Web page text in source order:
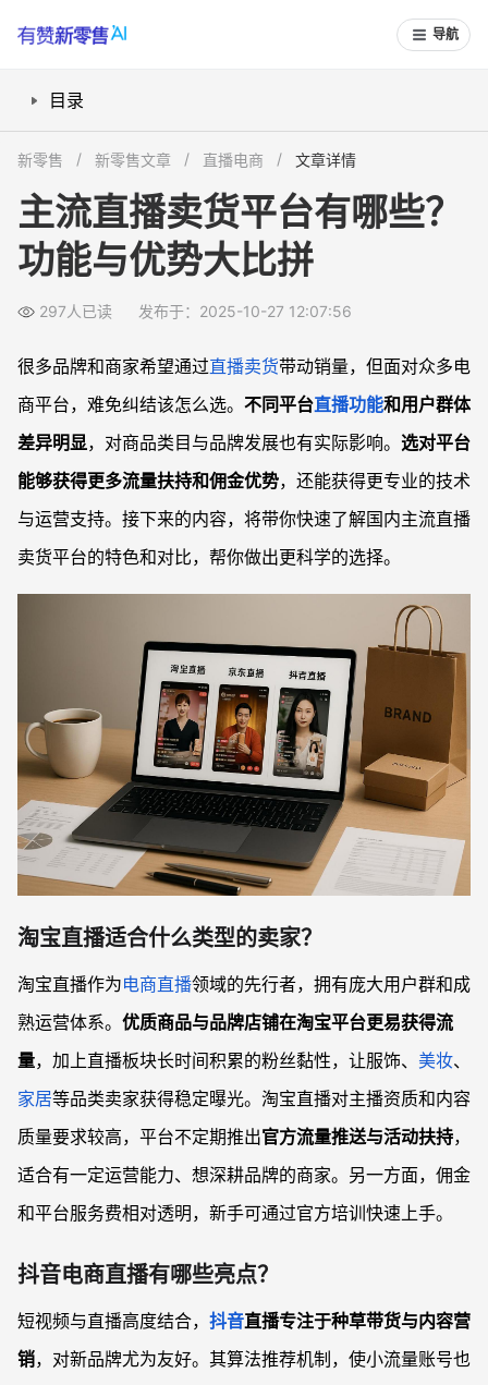
导航
目录
快手直播卖货的优势在哪里？
京东直播适合哪些卖家入驻？
常见问题
各大平台直播卖货的佣金费用差异大吗？
新零售 新零售文章 直播电商 文章详情
主流直播卖货平台有哪些？
功能与优势大比拼
297人已读 发布于：2025-10-27 12:07:56
很多品牌和商家希望通过直播卖货带动销量，但面对众多电
商平台，难免纠结该怎么选。 不同平台直播功能和用户群体
差异明显，对商品类目与品牌发展也有实际影响。 选对平台
能够获得更多流量扶持和佣金优势，还能获得更专业的技术
与运营支持。接下来的内容，将带你快速了解国内主流直播
卖货平台的特色和对比，帮你做出更科学的选择。
淘宝直播适合什么类型的卖家？
淘宝直播作为电商直播领域的先行者，拥有庞大用户群和成
熟运营体系。 优质商品与品牌店铺在淘宝平台更易获得流
量，加上直播板块长时间积累的粉丝黏性，让服饰、 美妆、
家居等品类卖家获得稳定曝光。淘宝直播对主播资质和内容
质量要求较高，平台不定期推出官方流量推送与活动扶持，
适合有一定运营能力、想深耕品牌的商家。另一方面，佣金
和平台服务费相对透明，新手可通过官方培训快速上手。
抖音电商直播有哪些亮点？
短视频与直播高度结合， 抖音直播专注于种草带货与内容营
销，对新品牌尤为友好。其算法推荐机制，使小流量账号也